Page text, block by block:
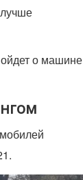
о машине